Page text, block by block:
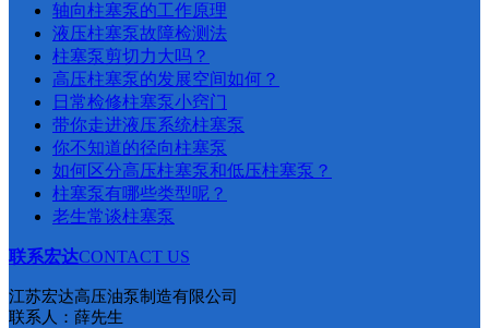
轴向柱塞泵的工作原理
液压柱塞泵故障检测法
柱塞泵剪切力大吗？
​高压柱塞泵的发展空间如何？
日常检修柱塞泵小窍门
带你走进液压系统柱塞泵
你不知道的径向柱塞泵
如何区分高压柱塞泵和低压柱塞泵​？
柱塞泵有哪些类型呢？
老生常谈柱塞泵
联系宏达CONTACT US
江苏宏达高压油泵制造有限公司
联系人：薛先生